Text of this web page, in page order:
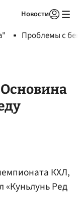
Новости
Проблемы с
КХЛ,
«Куньлунь Ред